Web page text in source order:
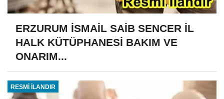
ERZURUM İSMAİL SAİB SENCER İL
HALK KÜTÜPHANESİ BAKIM VE
ONARIM...
RESMİ İLANDIR